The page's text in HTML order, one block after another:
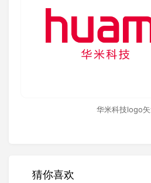
华米科技logo
猜你喜欢